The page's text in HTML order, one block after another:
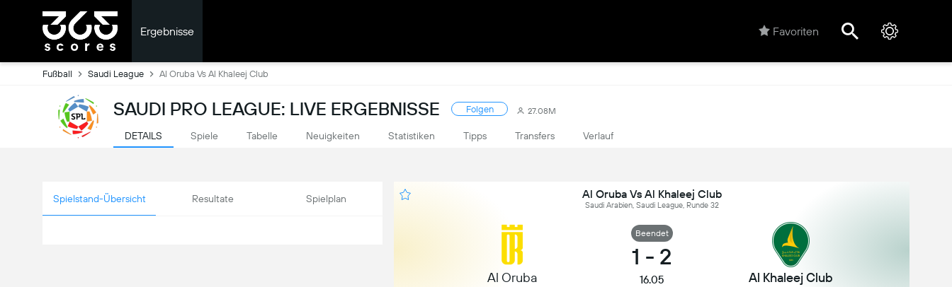
Ergebnisse Favoriten
Fußball Saudi League Al Oruba Vs Al Khaleej Club
SAUDI PRO LEAGUE: LIVE ERGEBNISSE Folgen 27.08M
DETAILS Spiele Tabelle Neuigkeiten Statistiken Tipps Transfers Verlauf
Spielstand-Übersicht Resultate Spielplan Al Oruba Vs Al Khaleej Club
Saudi Arabien, Saudi League, Runde 32
Al Oruba
Beendet
1 - 2
16.05 Al Khaleej Club